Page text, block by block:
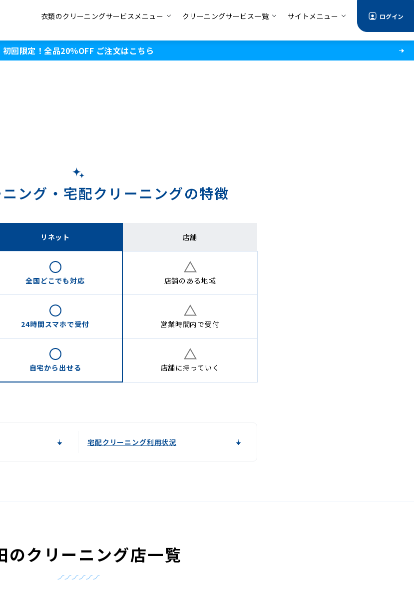
衣類のクリーニングサービスメニュー クリーニングサービス一覧 サイトメニュー ログイン
初回限定！全品20％OFF ご注文はこちら
ング・ 宅配クリーニングの特徴
リネット 店舗
全国どこでも対応 店舗の ある地域
24時間スマホで受付 営業時間内で受付
自宅から 出せる 店舗に持っていく
宅配クリーニング利用状況
のクリーニング店一覧